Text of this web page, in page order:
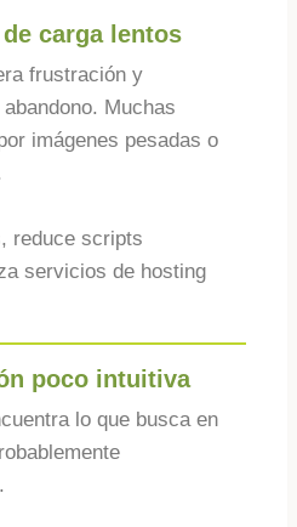
carga lentos
frustración y
Muchas
imágenes pesadas o
reduce scripts
servicios de hosting
poco intuitiva
lo que busca en